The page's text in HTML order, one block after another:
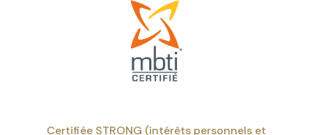
Certifiée STRONG (intérêts personnels et